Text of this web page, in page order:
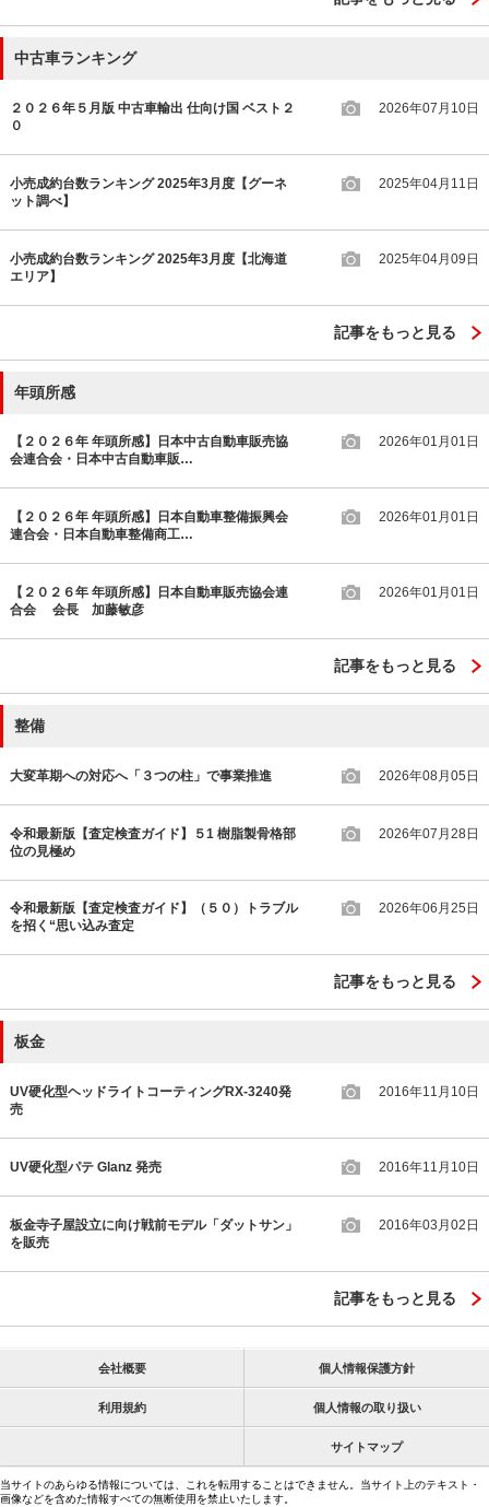
中古車ランキング
２０２６年５月版 中古車輸出 仕向け国 ベスト２
０
2026年07月10日
小売成約台数ランキング 2025年3月度【グーネ
ット調べ】
2025年04月11日
小売成約台数ランキング 2025年3月度【北海道
エリア】
2025年04月09日
記事をもっと見る
年頭所感
【２０２６年 年頭所感】日本中古自動車販売協
会連合会・日本中古自動車販…
2026年01月01日
【２０２６年 年頭所感】日本自動車整備振興会
連合会・日本自動車整備商工…
2026年01月01日
【２０２６年 年頭所感】日本自動車販売協会連
合会 会長 加藤敏彦
2026年01月01日
記事をもっと見る
整備
大変革期への対応へ「３つの柱」で事業推進 2026年08月05日
令和最新版【査定検査ガイド】５1 樹脂製骨格部
位の見極め
2026年07月28日
令和最新版【査定検査ガイド】（５０）トラブル
を招く“思い込み査定
2026年06月25日
記事をもっと見る
板金
UV硬化型ヘッドライトコーティングRX-3240発
売
2016年11月10日
UV硬化型パテ Glanz 発売 2016年11月10日
板金寺子屋設立に向け戦前モデル「ダットサン」
を販売
2016年03月02日
記事をもっと見る
会社概要 個人情報保護方針
利用規約 個人情報の取り扱い
サイトマップ
当サイトのあらゆる情報については、これを転用することはできません。当サイト上のテキスト・
画像などを含めた情報すべての無断使用を禁止いたします。